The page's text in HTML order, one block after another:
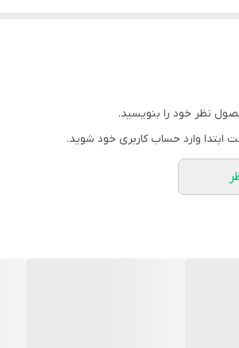
می نماید.
نظر خود را بنویسید.
ابتدا وارد حساب کاربری خود شوید.